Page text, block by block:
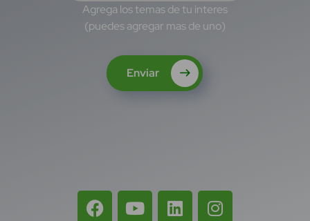
Agrega los temas de tu interes
(puedes agregar mas de uno)
Enviar